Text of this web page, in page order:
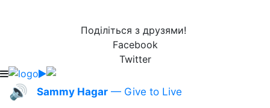
Поділіться з друзями!
Facebook
Twitter
🔊 Sammy Hagar — Give to Live